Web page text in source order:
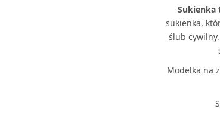
Sukienka
sukienka,
ślub
Modelka na